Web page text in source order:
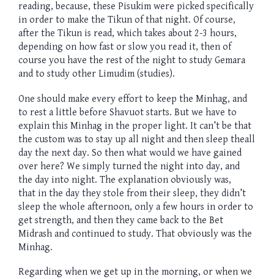
reading, because, these Pisukim were picked specifically
in order to make the Tikun of that night. Of course,
after the Tikun is read, which takes about 2-3 hours,
depending on how fast or slow you read it, then of
course you have the rest of the night to study Gemara
and to study other Limudim (studies).
One should make every effort to keep the Minhag, and
to rest a little before Shavuot starts. But we have to
explain this Minhag in the proper light. It can’t be that
the custom was to stay up all night and then sleep theall
day the next day. So then what would we have gained
over here? We simply turned the night into day, and
the day into night. The explanation obviously was,
that in the day they stole from their sleep, they didn’t
sleep the whole afternoon, only a few hours in order to
get strength, and then they came back to the Bet
Midrash and continued to study. That obviously was the
Minhag.
Regarding when we get up in the morning, or when we